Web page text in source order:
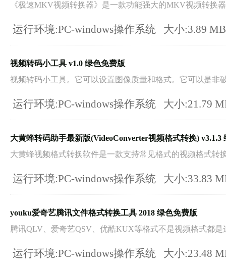
《极速MKV视频转换器》是一款功能强大的MKV视频转换
运行环境:PC-windows操作系统 大小:3.89
视频转码小工具 v1.0 绿色免费版
视频转码小工具。它可以设置图像质量和格式。它可以是非
运行环境:PC-windows操作系统 大小:21.79
大黄蜂转码助手最新版(VideoConverter视频格式转换) v3.1.3
大黄蜂视频格式转换软件是一款支持常见格式的视频格式转
运行环境:PC-windows操作系统 大小:33.83
youku爱奇艺腾讯文件格式转换工具 2018 绿色免费版
腾讯QLV、爱奇艺QSV、优酷KUX等格式不是视频格式都是
运行环境:PC-windows操作系统 大小:23.48